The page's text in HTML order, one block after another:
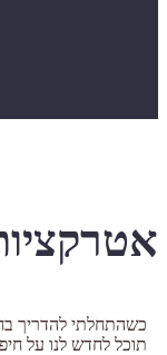
כשהתחלתי להדריך
תוכל לחדש לנו על